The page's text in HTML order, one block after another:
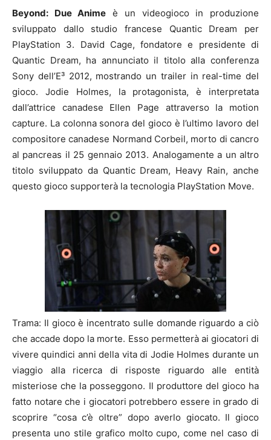
Beyond: Due Anime è un videogioco in produzione
sviluppato dallo studio francese Quantic Dream per
PlayStation 3. David Cage, fondatore e presidente di
Quantic Dream, ha annunciato il titolo alla conferenza
Sony dell’E³ 2012, mostrando un trailer in real-time del
gioco. Jodie Holmes, la protagonista, è interpretata
dall’attrice canadese Ellen Page attraverso la motion
capture. La colonna sonora del gioco è l’ultimo lavoro del
compositore canadese Normand Corbeil, morto di cancro
al pancreas il 25 gennaio 2013. Analogamente a un altro
titolo sviluppato da Quantic Dream, Heavy Rain, anche
questo gioco supporterà la tecnologia PlayStation Move.
Trama: Il gioco è incentrato sulle domande riguardo a ciò
che accade dopo la morte. Esso permetterà ai giocatori di
vivere quindici anni della vita di Jodie Holmes durante un
viaggio alla ricerca di risposte riguardo alle entità
misteriose che la posseggono. Il produttore del gioco ha
fatto notare che i giocatori potrebbero essere in grado di
scoprire “cosa c’è oltre” dopo averlo giocato. Il gioco
presenta uno stile grafico molto cupo, come nel caso di